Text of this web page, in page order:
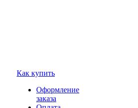
Как купить
Оформление
заказа